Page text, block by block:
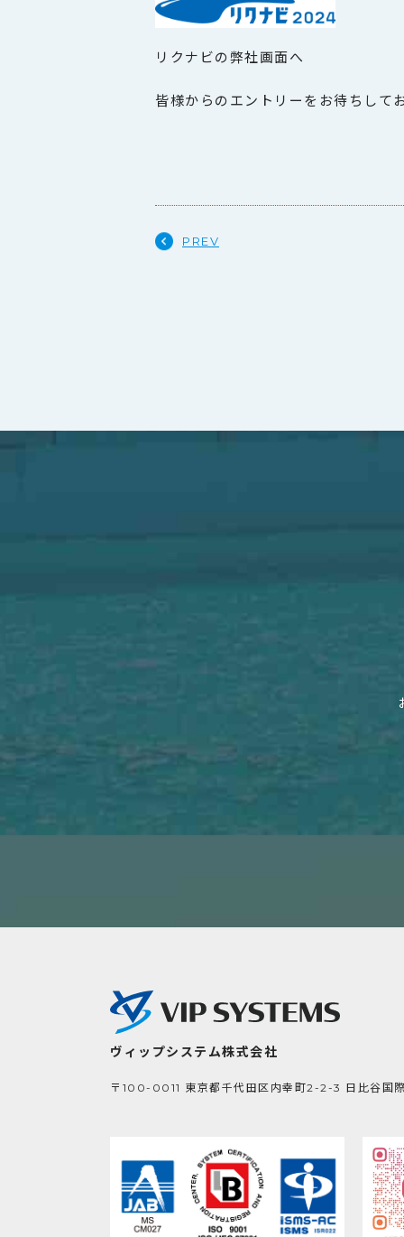
リクナビの弊社画面へ
皆様からのエントリーをお待ちして
PREV
ヴィップシステム株式会社
〒100-0011 東京都千代田区内幸町2-2-3 日比谷国